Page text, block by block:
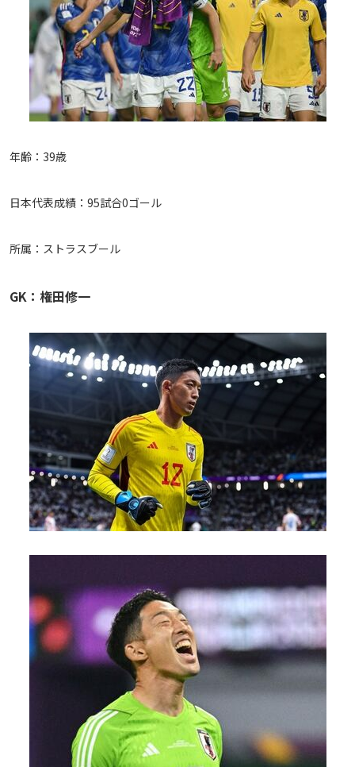
運営会社
ご利用にあたって
プライバシーポリシー
お問い合わせ
© AbemaTV. Inc. All Rights Reserved.
年齢：39歳
日本代表成績：95試合0ゴール
所属：ストラスブール
GK：権田修一